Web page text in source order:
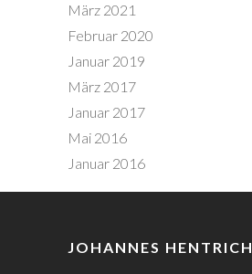
März 2021
Februar 2020
Januar 2019
März 2017
Januar 2017
Mai 2016
Januar 2016
JOHANNES HENTRICH